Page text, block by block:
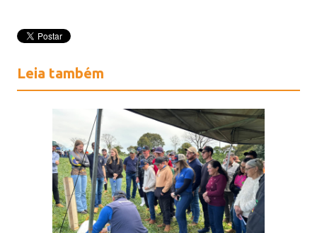
Leia também